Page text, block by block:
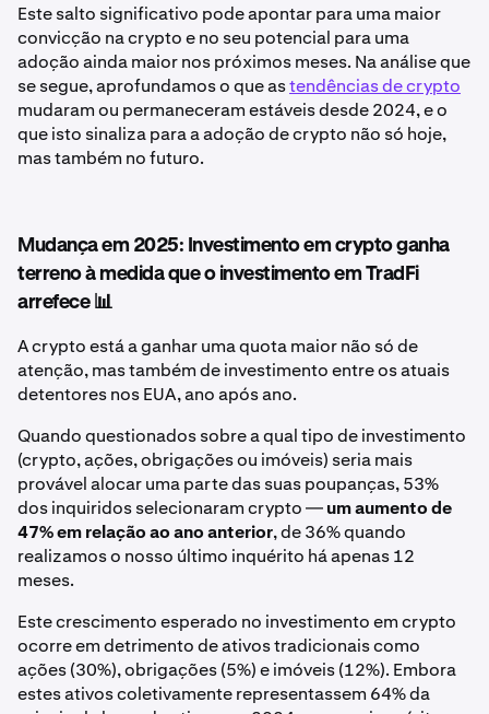
Este salto significativo pode apontar para uma maior
convicção na crypto e no seu potencial para uma
adoção ainda maior nos próximos meses. Na análise que
se segue, aprofundamos o que astendências de crypto
mudaram ou permaneceram estáveis desde 2024, e o
que isto sinaliza para a adoção de crypto não só hoje,
mas também no futuro.
Mudança em 2025: Investimento em crypto ganha
terreno à medida que o investimento em TradFi
arrefece 📊
A crypto está a ganhar uma quota maior não só de
atenção, mas também de investimento entre os atuais
detentores nos EUA, ano após ano.
Quando questionados sobre a qual tipo de investimento
(crypto, ações, obrigações ou imóveis) seria mais
provável alocar uma parte das suas poupanças, 53%
dos inquiridos selecionaram crypto —um aumento de
47% em relação ao ano anterior, de 36% quando
realizamos o nosso último inquérito há apenas 12
meses.
Este crescimento esperado no investimento em crypto
ocorre em detrimento de ativos tradicionais como
ações (30%), obrigações (5%) e imóveis (12%). Embora
estes ativos coletivamente representassem 64% da